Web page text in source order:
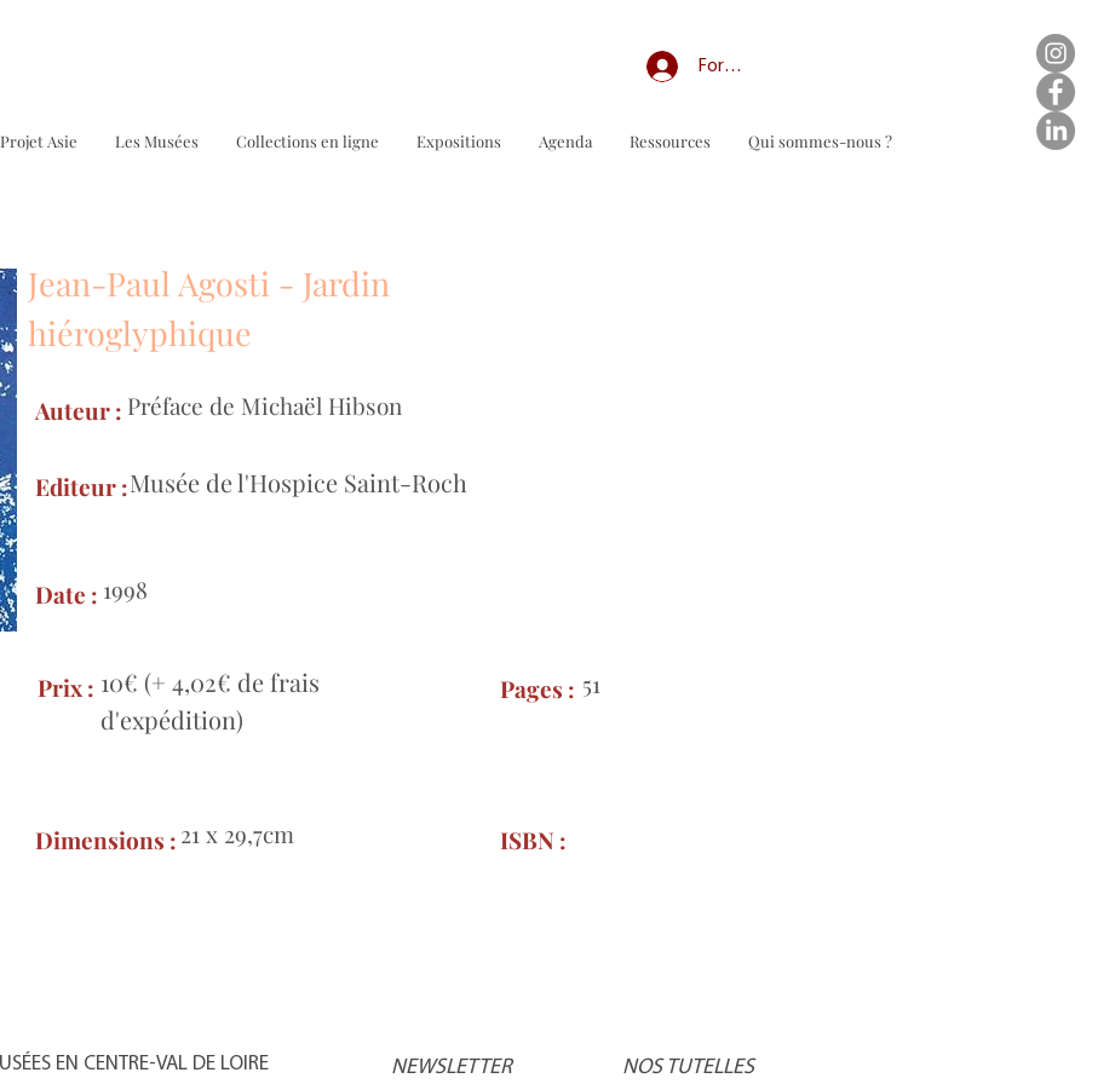
Forum professionnel/My Groups
Projet Asie Les Musées Collections en ligne Expositions Agenda Ressources Qui sommes-nous ?
Jean-Paul Agosti - Jardin
hiéroglyphique
Auteur : Préface de Michaël Hibson
Musée de l'Hospice Saint-Roch
Editeur :
1998
Date :
10€ (+ 4,02€ de frais
d'expédition)
Prix : 51
Pages :
21 x 29,7cm
Dimensions : ISBN :
EN CENTRE-VAL DE LOIRE NEWSLETTER NOS TUTELLES